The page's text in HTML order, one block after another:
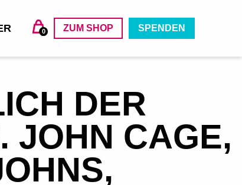
0 ZUM SHOP SPENDEN
DER
JOHN CAGE,